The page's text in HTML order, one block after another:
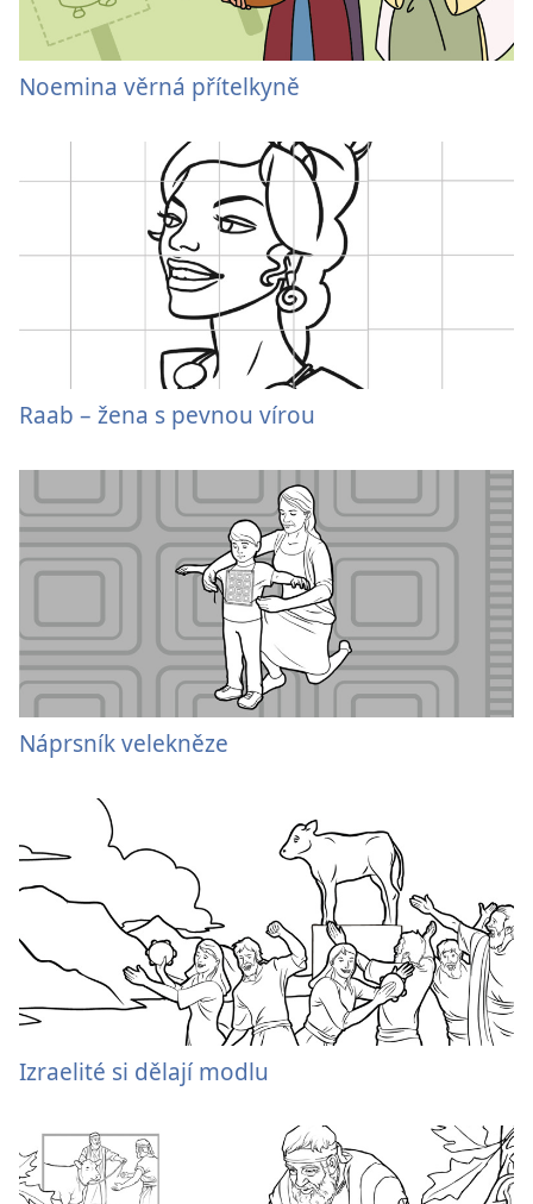
Noemina věrná přítelkyně
Raab – žena s pevnou vírou
Náprsník velekněze
Izraelité si dělají modlu